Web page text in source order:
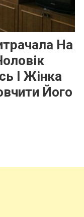
На
І Жінка
Його